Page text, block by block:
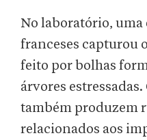
No laboratório,
franceses capturou
feito por bolhas
árvores
também produzem
relacionados aos